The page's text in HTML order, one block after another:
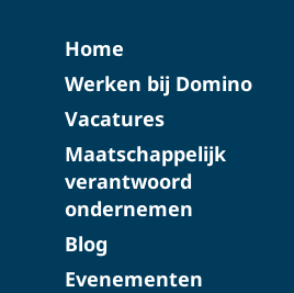
Home
Werken bij Domino
Vacatures
Maatschappelijk
verantwoord
ondernemen
Blog
Evenementen